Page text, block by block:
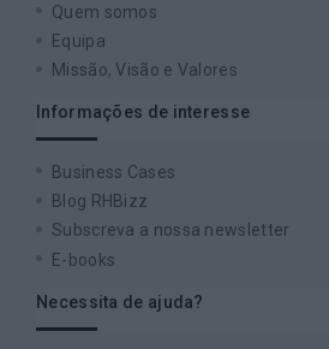
Quem somos
Equipa
Missão, Visão e Valores
Informações de interesse
Business Cases
Blog RHBizz
Subscreva a nossa newsletter
E-books
Necessita de ajuda?